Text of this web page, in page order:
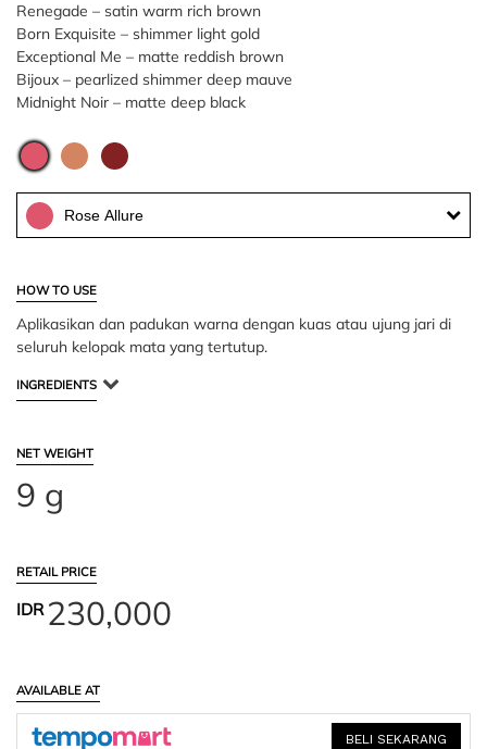
Renegade – satin warm rich brown
Born Exquisite – shimmer light gold
Exceptional Me – matte reddish brown
Bijoux – pearlized shimmer deep mauve
Midnight Noir – matte deep black
Rose Allure
HOW TO USE
Aplikasikan dan padukan warna dengan kuas atau ujung jari di
seluruh kelopak mata yang tertutup.
INGREDIENTS
NET WEIGHT
9 g
RETAIL PRICE
IDR230,000
AVAILABLE AT
BELI SEKARANG